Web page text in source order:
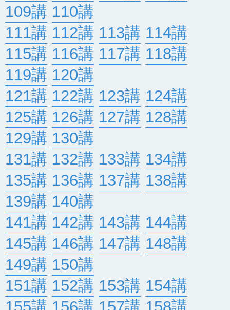
109講 110講
111講 112講 113講 114講
115講 116講 117講 118講
119講 120講
121講 122講 123講 124講
125講 126講 127講 128講
129講 130講
131講 132講 133講 134講
135講 136講 137講 138講
139講 140講
141講 142講 143講 144講
145講 146講 147講 148講
149講 150講
151講 152講 153講 154講